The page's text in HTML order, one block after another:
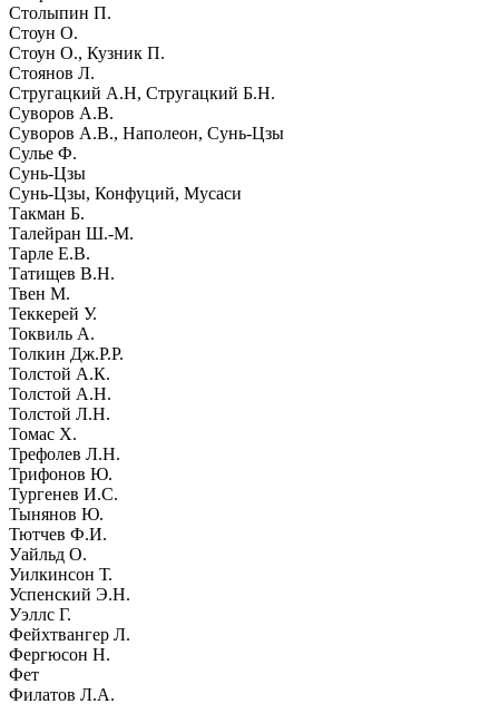
Столыпин П.
Стоун О.
Стоун О., Кузник П.
Стоянов Л.
Стругацкий А.Н, Стругацкий Б.Н.
Суворов А.В.
Суворов А.В., Наполеон, Сунь-Цзы
Сулье Ф.
Сунь-Цзы
Сунь-Цзы, Конфуций, Мусаси
Такман Б.
Талейран Ш.-М.
Тарле Е.В.
Татищев В.Н.
Твен М.
Теккерей У.
Токвиль А.
Толкин Дж.Р.Р.
Толстой А.К.
Толстой А.Н.
Толстой Л.Н.
Томас Х.
Трефолев Л.Н.
Трифонов Ю.
Тургенев И.С.
Тынянов Ю.
Тютчев Ф.И.
Уайльд О.
Уилкинсон Т.
Успенский Э.Н.
Уэллс Г.
Фейхтвангер Л.
Фергюсон Н.
Фет
Филатов Л.А.